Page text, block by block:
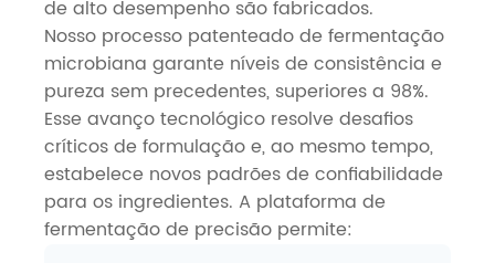
de alto desempenho são fabricados.
Nosso processo patenteado de fermentação
microbiana garante níveis de consistência e
pureza sem precedentes, superiores a 98%.
Esse avanço tecnológico resolve desafios
críticos de formulação e, ao mesmo tempo,
estabelece novos padrões de confiabilidade
para os ingredientes. A plataforma de
fermentação de precisão permite: